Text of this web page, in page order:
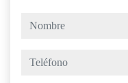
nombre
teléfono